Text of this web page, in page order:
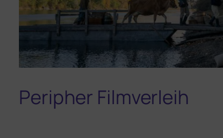
Peripher Filmverleih